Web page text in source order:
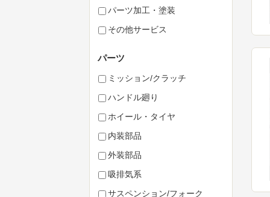
パーツ加工・塗装
その他サービス
パーツ
ミッション/クラッチ
ハンドル廻り
ホイール・タイヤ
内装部品
外装部品
吸排気系
サスペンション/フォーク